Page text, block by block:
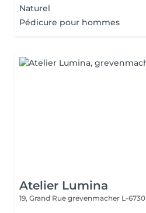
Naturel
Pédicure pour hommes
Atelier Lumina
19, Grand Rue grevenmacher L-6730